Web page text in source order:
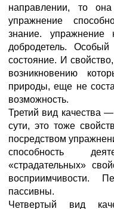
направлении, то
упражнение
знание. упражнение
добродетель.
состояние. И
возникновению
природы, еще не
возможность.
Третий вид качества
сути, это тоже
посредством
способность
«страдательных»
восприимчивости.
пассивны.
Четвертый вид